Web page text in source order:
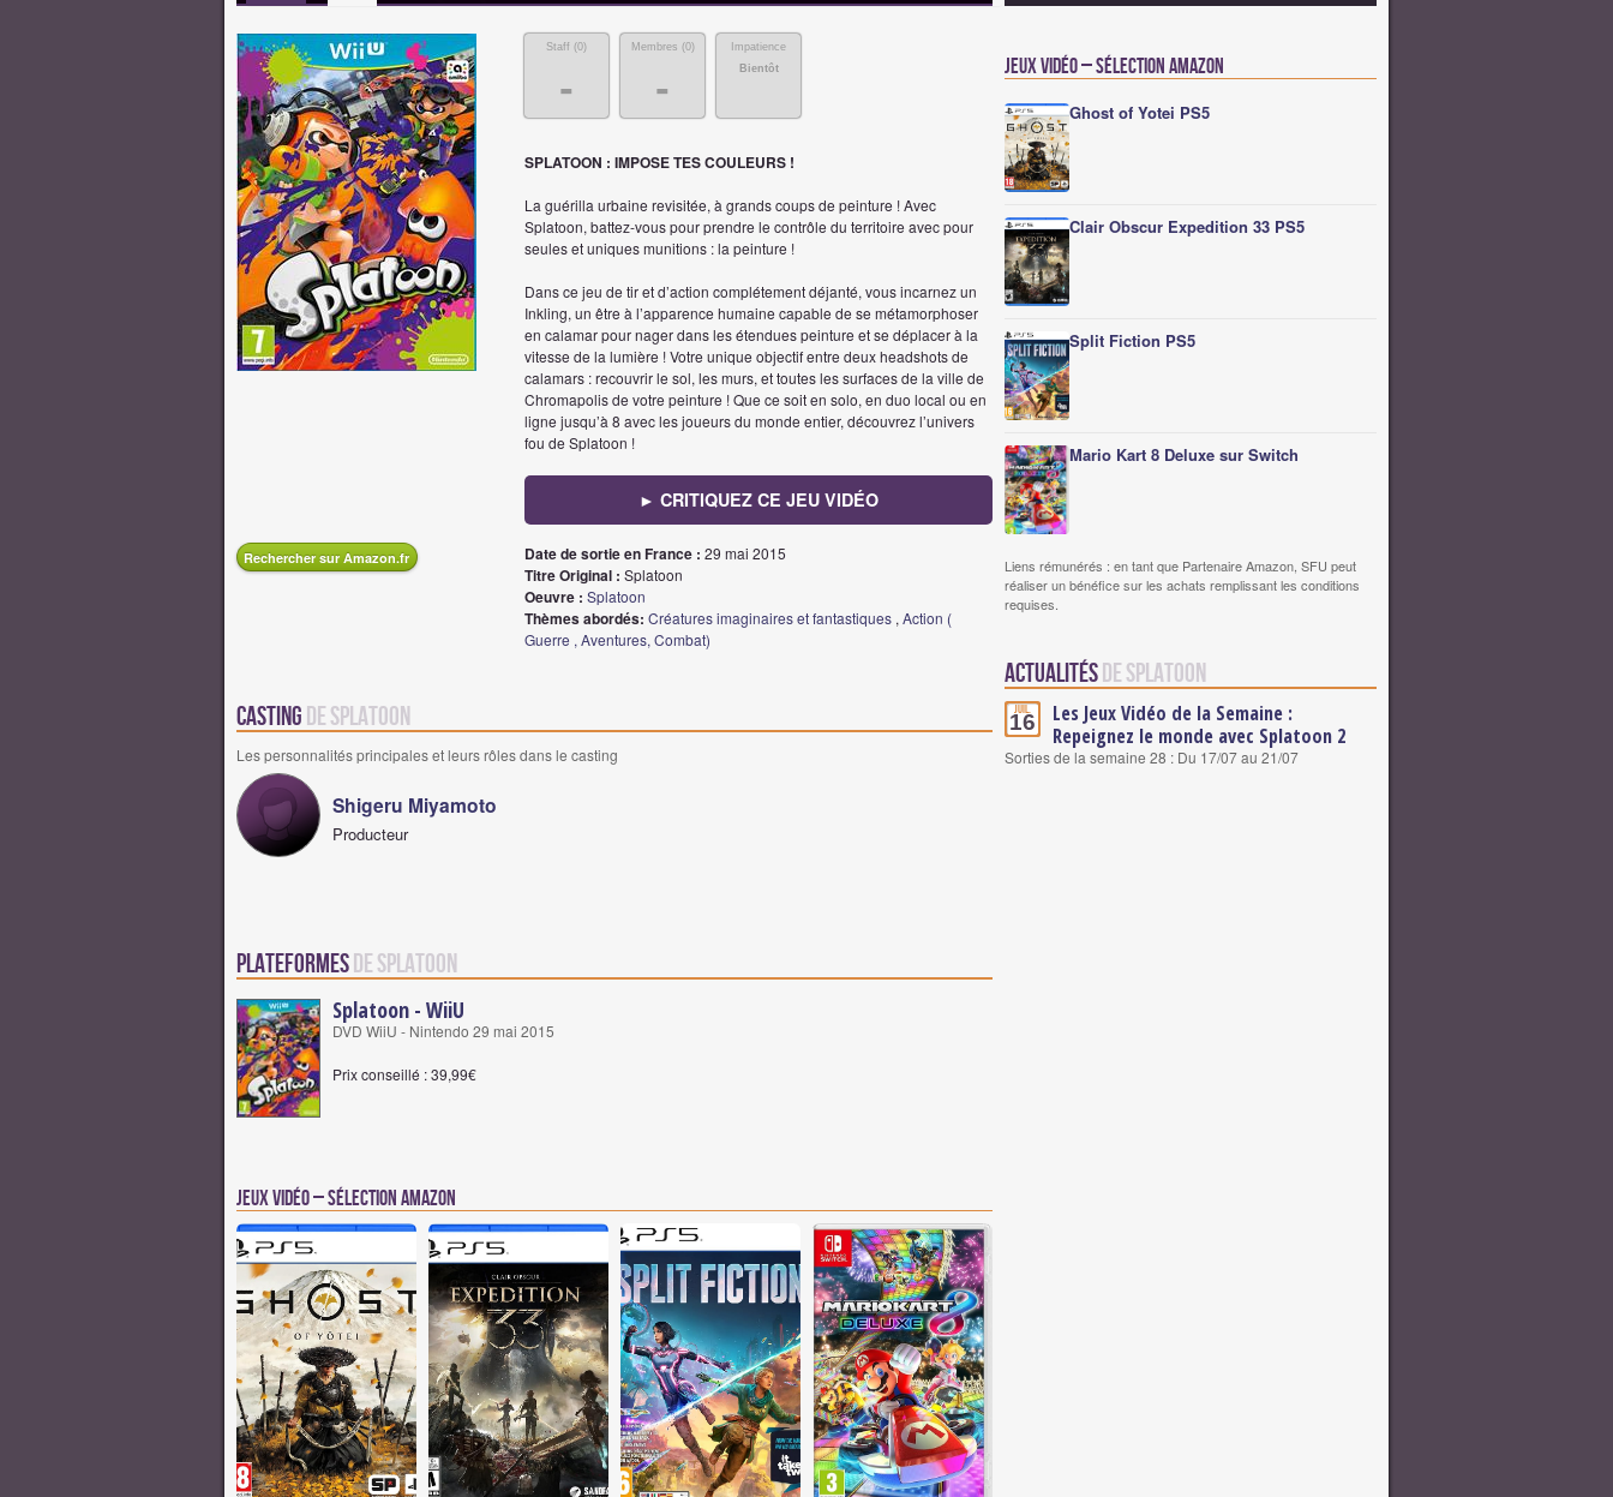
Staff (0)
-
Membres (0)
-
Impatience
Bientôt
SPLATOON : IMPOSE TES COULEURS !
La guérilla urbaine revisitée, à grands coups de peinture ! Avec
Splatoon, battez-vous pour prendre le contrôle du territoire avec pour
seules et uniques munitions : la peinture !
Dans ce jeu de tir et d’action complétement déjanté, vous incarnez un
Inkling, un être à l’apparence humaine capable de se métamorphoser
en calamar pour nager dans les étendues peinture et se déplacer à la
vitesse de la lumière ! Votre unique objectif entre deux headshots de
calamars : recouvrir le sol, les murs, et toutes les surfaces de la ville de
Chromapolis de votre peinture ! Que ce soit en solo, en duo local ou en
ligne jusqu’à 8 avec les joueurs du monde entier, découvrez l’univers
fou de Splatoon !
► CRITIQUEZ CE JEU VIDÉO
Rechercher sur Amazon.fr Date de sortie en France : 29 mai 2015
Titre Original : Splatoon
Oeuvre : Splatoon
Thèmes abordés: Créatures imaginaires et fantastiques , Action (
Guerre , Aventures, Combat)
Casting de Splatoon
Les personnalités principales et leurs rôles dans le casting
Shigeru Miyamoto
Producteur
Plateformesde Splatoon
Splatoon - WiiU
DVD WiiU - Nintendo 29 mai 2015
Prix conseillé : 39,99€
Jeux vidéo – Sélection Amazon
Jeux vidéo – Sélection Amazon
Ghost of Yotei PS5
Clair Obscur Expedition 33 PS5
Split Fiction PS5
Mario Kart 8 Deluxe sur Switch
Liens rémunérés : en tant que Partenaire Amazon, SFU peut
réaliser un bénéfice sur les achats remplissant les conditions
requises.
Actualitésde Splatoon
Juil.
16
Les Jeux Vidéo de la Semaine :
Repeignez le monde avec Splatoon 2
Sorties de la semaine 28 : Du 17/07 au 21/07